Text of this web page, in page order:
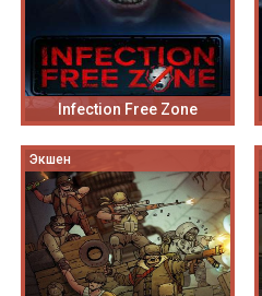
Infection Free Zone
Экшен